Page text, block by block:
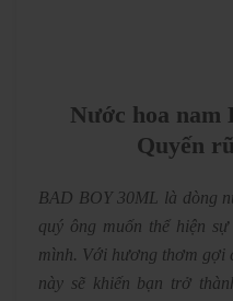
Nước hoa
Quyến
BAD BOY 30ML là dòng
quý ông muốn thể hiện
mình. Với hương thơm gợi
này sẽ khiến bạn trở